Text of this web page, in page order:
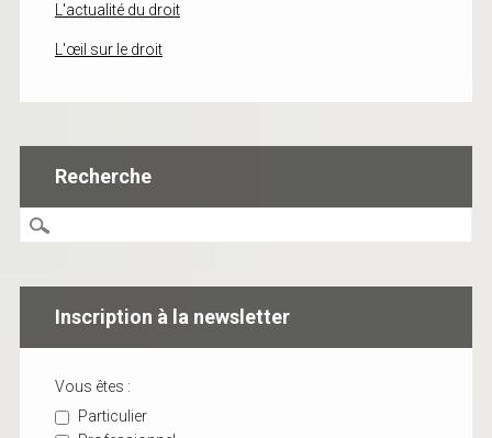
L'actualité du droit
L'œil sur le droit
Recherche
Inscription à la newsletter
Vous êtes :
Particulier